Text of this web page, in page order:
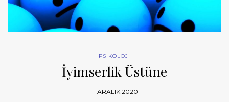
PSİKOLOJİ
İyimserlik Üstüne
11 ARALIK 2020